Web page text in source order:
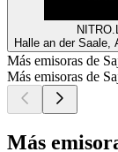
Halle an der Saale,
Más emisoras de
Más emisoras de
Más